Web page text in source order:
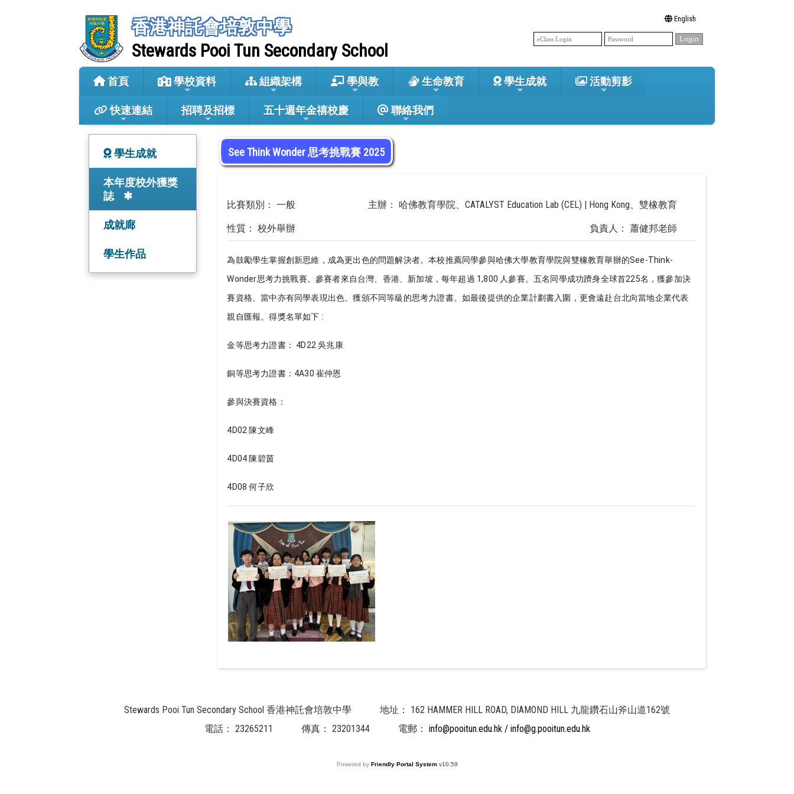
香港神託會培敦中學
Stewards Pooi Tun Secondary School
English
首頁 學校資料 組織架構 學與教 生命教育 學生成就 活動剪影
快速連結 招聘及招標 五十週年金禧校慶 聯絡我們
學生成就
本年度校外獲獎
誌
成就廊
學生作品
See Think Wonder 思考挑戰賽 2025
比賽類別： 一般 主辦： 哈佛教育學院、CATALYST Education Lab (CEL) | Hong Kong、雙橡教育
性質： 校外舉辦 負責人： 蕭健邦老師
為鼓勵學生掌握創新思維，成為更出色的問題解決者。本校推薦同學參與哈佛大學教育學院與雙橡教育舉辦的See-Think-
Wonder思考力挑戰賽。參賽者來自台灣、香港、新加坡，每年超過 1,800 人參賽。五名同學成功躋身全球首225名，獲參加決
賽資格、當中亦有同學表現出色、獲頒不同等級的思考力證書。如最後提供的企業計劃書入圍，更會遠赴台北向當地企業代表
親自匯報。得獎名單如下 :
金等思考力證書： 4D22 吳兆康
銅等思考力證書：4A30 崔仲恩
參與決賽資格：
4D02 陳文峰
4D04 陳碧茵
4D08 何子欣
Stewards Pooi Tun Secondary School 香港神託會培敦中學 地址：
162 HAMMER HILL ROAD, DIAMOND HILL 九龍鑽石山斧山道162號
電話： 23265211 傳真： 23201344 電郵： info@pooitun.edu.hk / info@g.pooitun.edu.hk
Powered by Friendly Portal System v10.59